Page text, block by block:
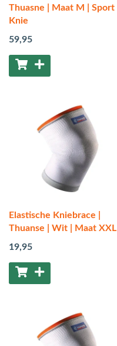
Thuasne | Maat M | Sport |
Knie
59,95
Elastische Kniebrace |
Thuanse | Wit | Maat XXL
19,95